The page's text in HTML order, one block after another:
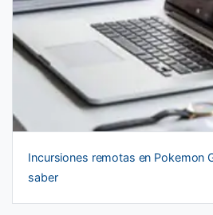
Incursiones remotas en Pokemon
saber